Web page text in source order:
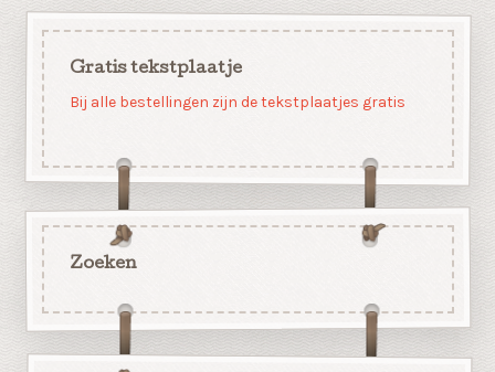
Gratis tekstplaatje
Bij alle bestellingen zijn de tekstplaatjes gratis
Zoeken